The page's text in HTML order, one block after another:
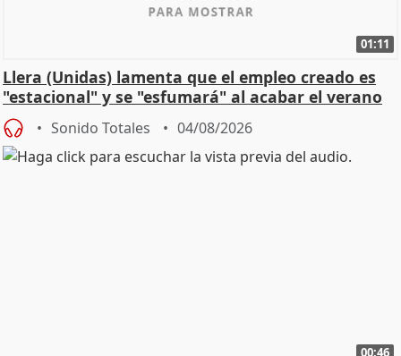
01:11
Llera (Unidas) lamenta que el empleo creado es
"estacional" y se "esfumará" al acabar el verano
Sonido Totales 04/08/2026
00:46